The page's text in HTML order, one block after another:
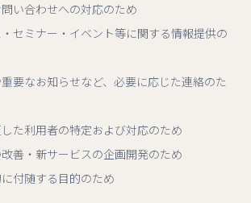
い合わせへの対応のため
セミナー・イベント等に関する情報提供の
要なお知らせなど、必要に応じた連絡のた
た利用者の特定および対応のため
善・新サービスの企画開発のため
付随する目的のため